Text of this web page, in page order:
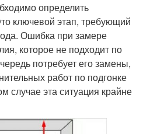
определить
ключевой этап, требующий
Ошибка при замере
которое не подходит по
потребует его замены,
работ по подгонке
случае эта ситуация крайне